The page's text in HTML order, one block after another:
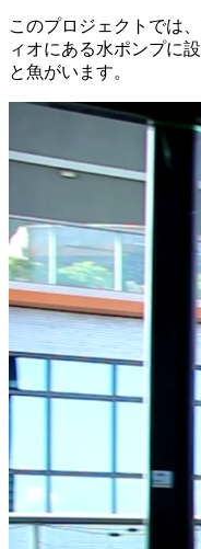
このプロジェクトでは
ィオにある水ポンプに
と魚がいます。